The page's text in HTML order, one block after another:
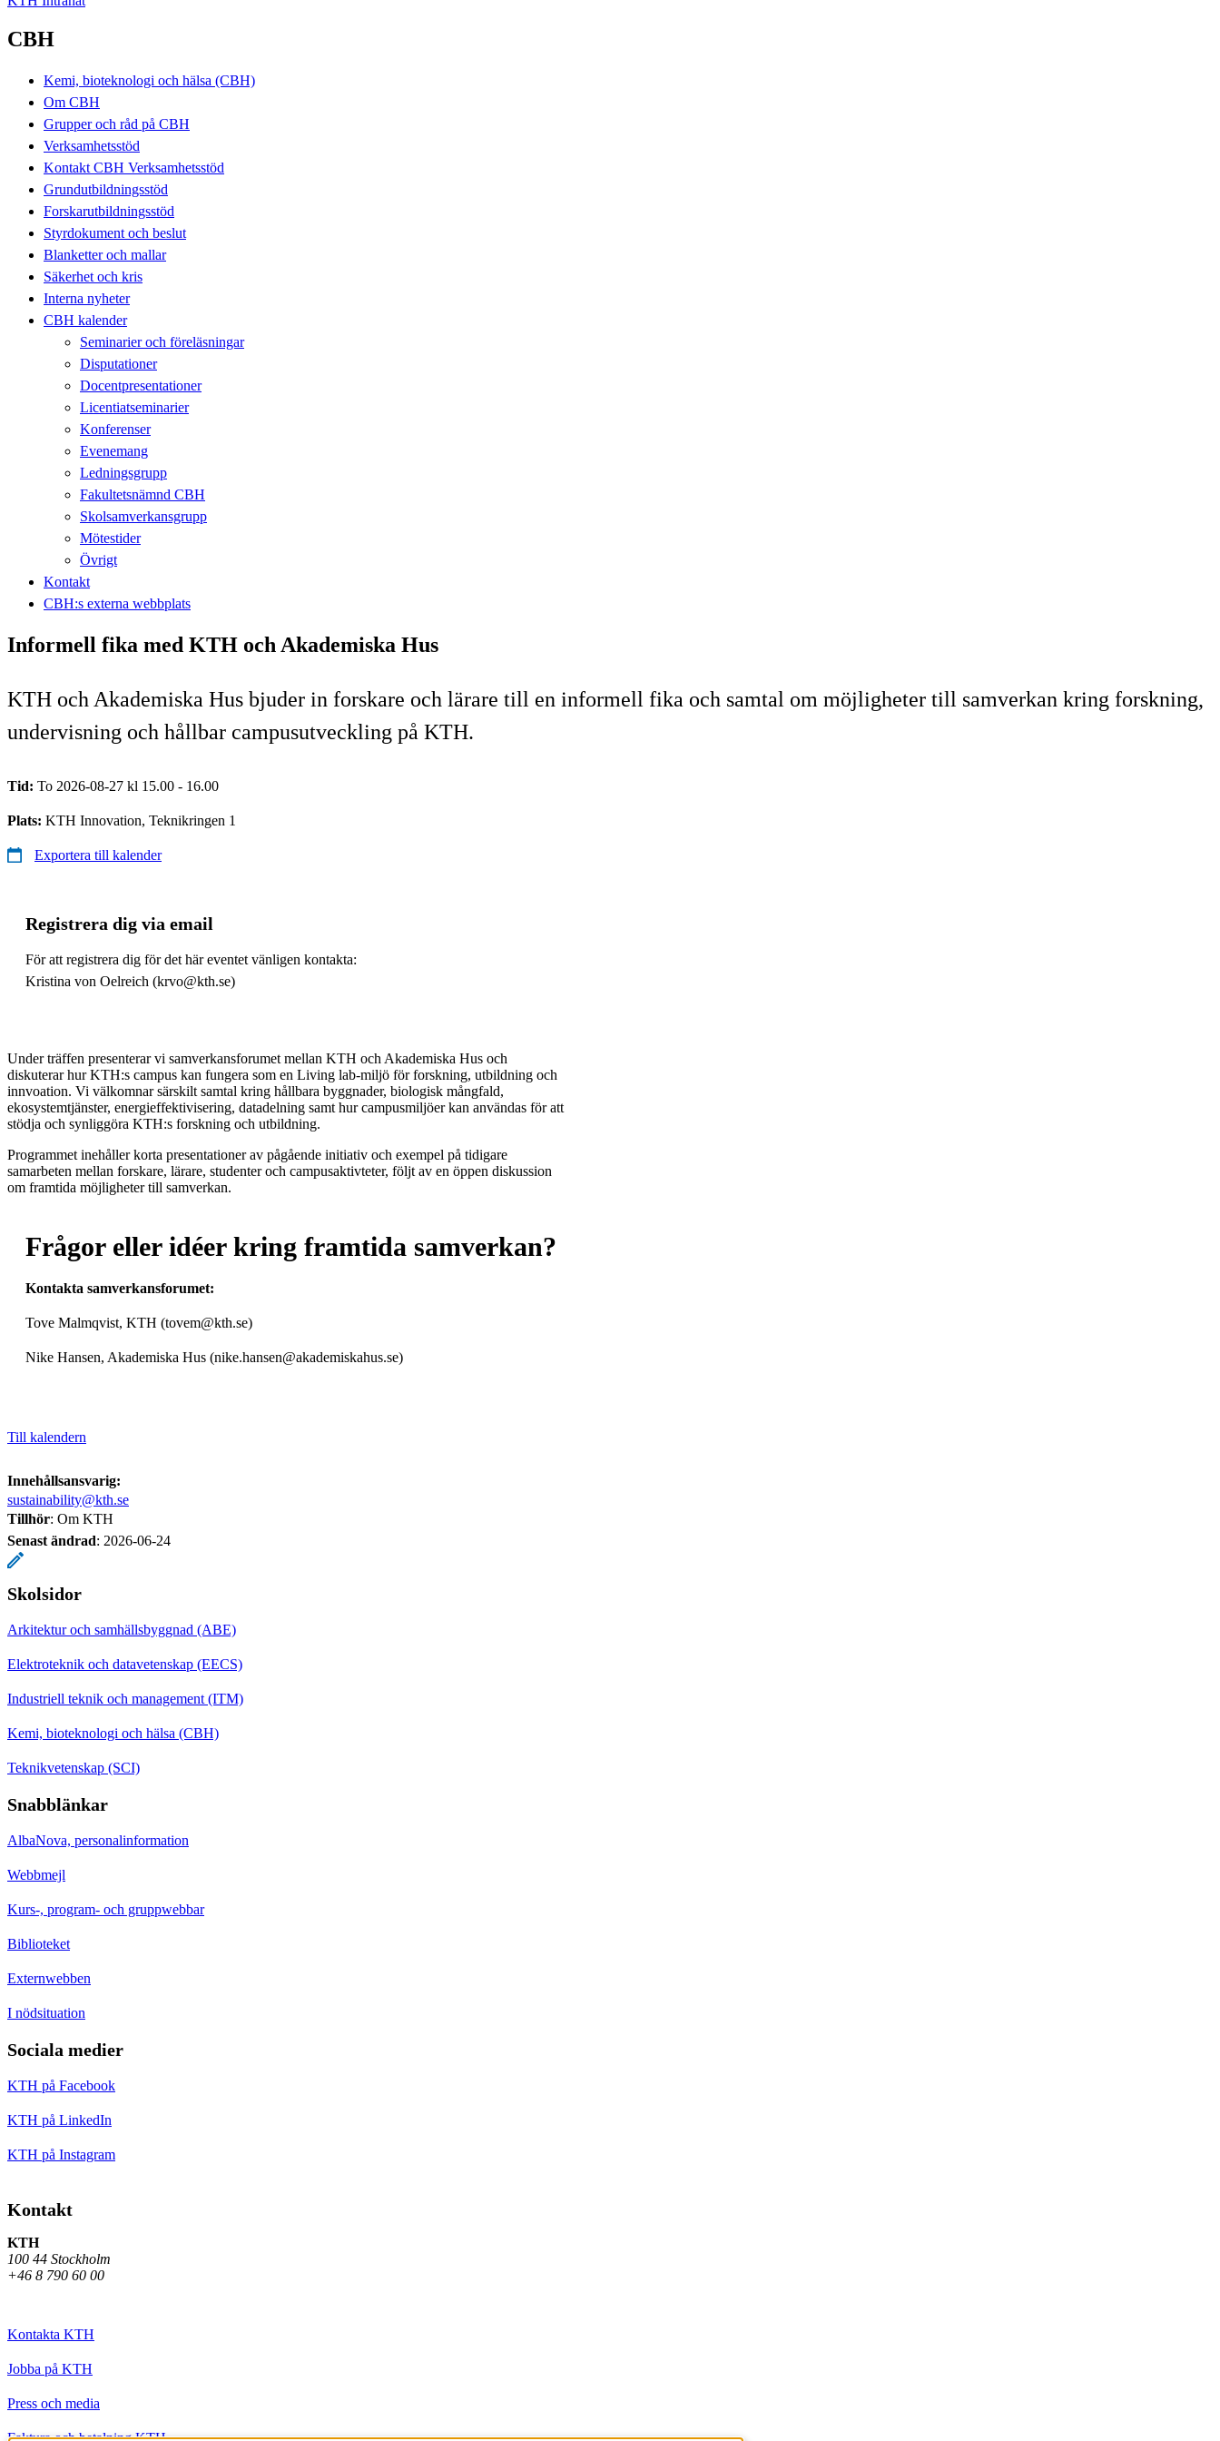
CBH
Kemi, bioteknologi och hälsa (CBH)
Om CBH
Grupper och råd på CBH
Verksamhetsstöd
Kontakt CBH Verksamhetsstöd
Grundutbildningsstöd
Forskarutbildningsstöd
Styrdokument och beslut
Blanketter och mallar
Säkerhet och kris
Interna nyheter
CBH kalender
Seminarier och föreläsningar
Disputationer
Docentpresentationer
Licentiatseminarier
Konferenser
Evenemang
Ledningsgrupp
Fakultetsnämnd CBH
Skolsamverkansgrupp
Mötestider
Övrigt
Kontakt
CBH:s externa webbplats
Informell fika med KTH och Akademiska Hus
KTH och Akademiska Hus bjuder in forskare och lärare till en informell fika och samtal om möjligheter till samverkan kring forskning,
undervisning och hållbar campusutveckling på KTH.
Tid: To 2026-08-27 kl 15.00 - 16.00
Plats: KTH Innovation, Teknikringen 1
Exportera till kalender
Registrera dig via email
För att registrera dig för det här eventet vänligen kontakta:
Kristina von Oelreich (krvo@kth.se)
Under träffen presenterar vi samverkansforumet mellan KTH och Akademiska Hus och
diskuterar hur KTH:s campus kan fungera som en Living lab-miljö för forskning, utbildning och
innvoation. Vi välkomnar särskilt samtal kring hållbara byggnader, biologisk mångfald,
ekosystemtjänster, energieffektivisering, datadelning samt hur campusmiljöer kan användas för att
stödja och synliggöra KTH:s forskning och utbildning.
Programmet inehåller korta presentationer av pågående initiativ och exempel på tidigare
samarbeten mellan forskare, lärare, studenter och campusaktivteter, följt av en öppen diskussion
om framtida möjligheter till samverkan.
Frågor eller idéer kring framtida samverkan?
Kontakta samverkansforumet:
Tove Malmqvist, KTH (tovem@kth.se)
Nike Hansen, Akademiska Hus (nike.hansen@akademiskahus.se)
Till kalendern
Innehållsansvarig:
sustainability@kth.se
Tillhör: Om KTH
Senast ändrad: 2026-06-24
Skolsidor
Arkitektur och samhällsbyggnad (ABE)
Elektroteknik och datavetenskap (EECS)
Industriell teknik och management (ITM)
Kemi, bioteknologi och hälsa (CBH)
Teknikvetenskap (SCI)
Snabblänkar
AlbaNova, personalinformation
Webbmejl
Kurs-, program- och gruppwebbar
Biblioteket
Externwebben
I nödsituation
Sociala medier
KTH på Facebook
KTH på LinkedIn
KTH på Instagram
Kontakt
KTH
100 44 Stockholm
+46 8 790 60 00
Kontakta KTH
Jobba på KTH
Press och media
Faktura och betalning KTH